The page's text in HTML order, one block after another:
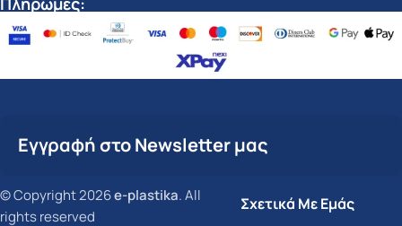
Εγγραφή στο Newsletter μας
© Copyright 2026e-plastika. All
rights reserved
Σχετικά Με Εμάς